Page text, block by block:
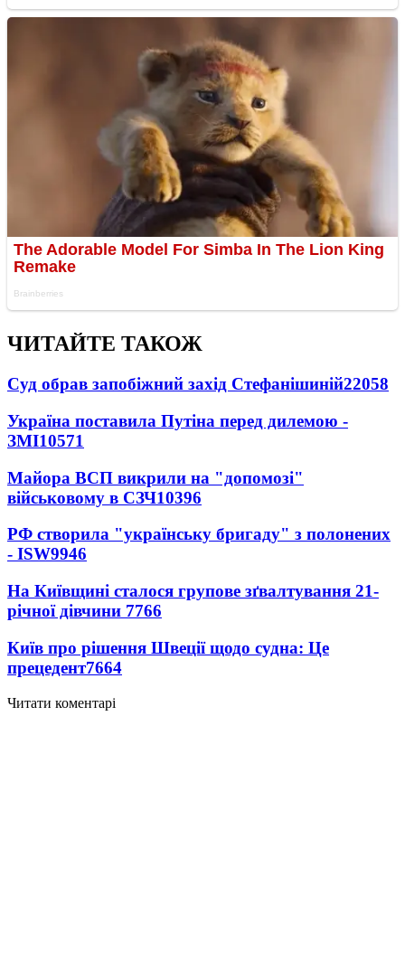
ЧИТАЙТЕ ТАКОЖ
Суд обрав запобіжний захід Стефанішиній22058
Україна поставила Путіна перед дилемою -
ЗМІ10571
Майора ВСП викрили на "допомозі"
військовому в СЗЧ10396
РФ створила "українську бригаду" з полонених
- ISW9946
На Київщині сталося групове зґвалтування 21-
річної дівчини 7766
Київ про рішення Швеції щодо судна: Це
прецедент7664
Читати коментарі